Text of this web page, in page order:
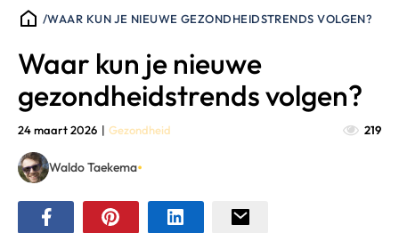
/WAAR KUN JE NIEUWE GEZONDHEIDSTRENDS VOLGEN?
Waar kun je nieuwe
gezondheidstrends volgen?
24 maart 2026 | Gezondheid 219
Waldo Taekema•